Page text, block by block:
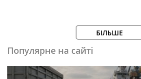
БІЛЬШЕ
Популярне на сайті